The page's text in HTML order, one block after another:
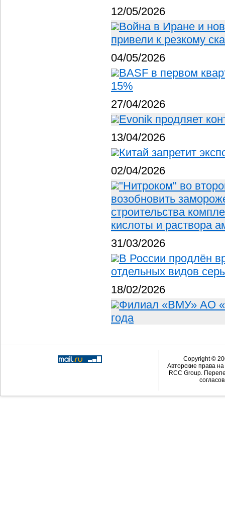
12/05/2026
Война в Иране и
привели к резкому
04/05/2026
BASF в первом
15%
27/04/2026
Evonik продляет
13/04/2026
Китай запретит
02/04/2026
"Нитроком" во
возобновить
строительства
кислоты и раствора
31/03/2026
В России продлён
отдельных видов
18/02/2026
Филиал «ВМУ» АО
года
Copyright ©
Авторские права
RCC Group.